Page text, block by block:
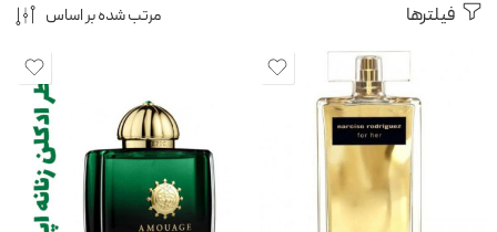
فیلترها مرتب شده بر اساس